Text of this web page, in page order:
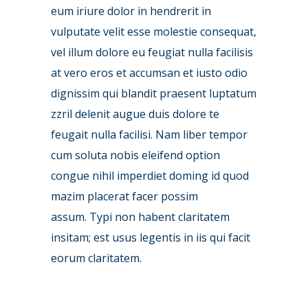
eum iriure dolor in hendrerit in
vulputate velit esse molestie consequat,
vel illum dolore eu feugiat nulla facilisis
at vero eros et accumsan et iusto odio
dignissim qui blandit praesent luptatum
zzril delenit augue duis dolore te
feugait nulla facilisi. Nam liber tempor
cum soluta nobis eleifend option
congue nihil imperdiet doming id quod
mazim placerat facer possim
assum. Typi non habent claritatem
insitam; est usus legentis in iis qui facit
eorum claritatem.